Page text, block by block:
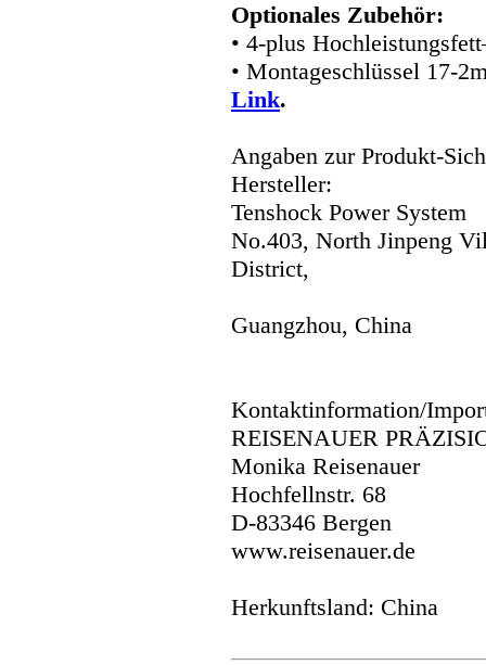
Optionales Zubehör:
• 4-plus
• Montageschlüssel 17-
Link.
Angaben zur Produkt-
Hersteller:
Tenshock Power System
No.403, North Jinpeng
District,
Guangzhou, China
Kontaktinformation/
REISENAUER
Monika Reisenauer
Hochfellnstr. 68
D-83346 Bergen
www.reisenauer.de
Herkunftsland: China